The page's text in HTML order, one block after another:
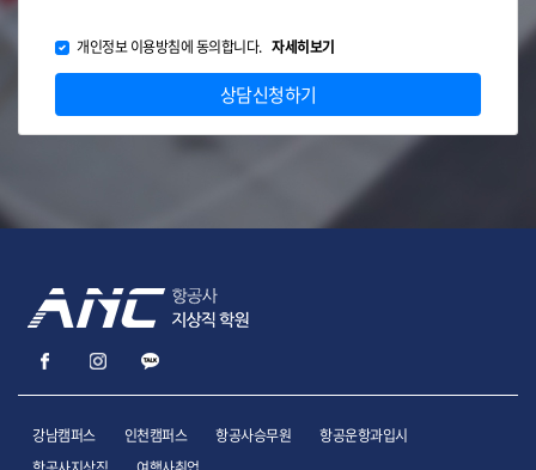
개인정보 이용방침에 동의합니다. 자세히보기
상담신청하기
강남캠퍼스 인천캠퍼스 항공사승무원
항공운항과입시